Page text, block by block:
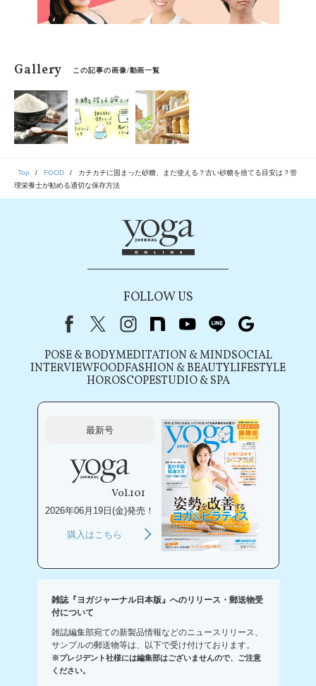
Gallery この記事の画像/動画一覧
Top FOOD
カチカチに固まった砂糖、まだ使える？古い砂糖を捨てる目安は？管
理栄養士が勧める適切な保存方法
FOLLOW US
FacebookX（旧Twitter）
instagram
note youtubeline
POSE & BODYMEDITATION & MINDSOCIAL
INTERVIEWFOODFASHION & BEAUTYLIFESTYLE
HOROSCOPESTUDIO & SPA
最新号
Vol.101
2026年06月19日(金)発売！
購入はこちら
雑誌『ヨガジャーナル日本版』へのリリース・郵送物受
付について
雑誌編集部宛ての新製品情報などのニュースリリース、
サンプルの郵送物等は、以下で受け付けております。
※プレジデント社様には編集部はございませんので、ご注意
ください。